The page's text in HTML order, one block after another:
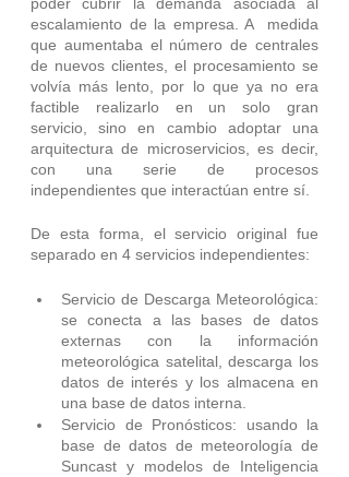
escalamiento de la empresa. A  medida
que aumentaba el número de centrales
de nuevos clientes, el procesamiento se
volvía más lento, por lo que ya no era
factible realizarlo en un solo gran
servicio, sino en cambio adoptar una
arquitectura de microservicios, es decir,
con una serie de procesos
independientes que interactúan entre sí.
De esta forma, el servicio original fue
separado en 4 servicios independientes:
Servicio de Descarga Meteorológica:
se conecta a las bases de datos
externas con la información
meteorológica satelital, descarga los
datos de interés y los almacena en
una base de datos interna.
Servicio de Pronósticos: usando la
base de datos de meteorología de
Suncast y modelos de Inteligencia